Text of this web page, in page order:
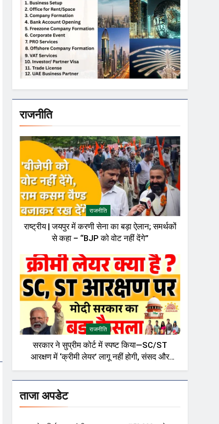
राजनीति
राजनीति
राष्ट्रीय | जयपुर में करणी सेना का बड़ा ऐलान; समर्थकों
से कहा – “BJP को वोट नहीं देंगे”
राजनीति
सरकार ने सुप्रीम कोर्ट में स्पष्ट किया—SC/ST
आरक्षण में ‘क्रीमी लेयर’ लागू नहीं होगी, संसद और
राजनीतिक गलियारों में बहस तेज़
ताजा अपडेट